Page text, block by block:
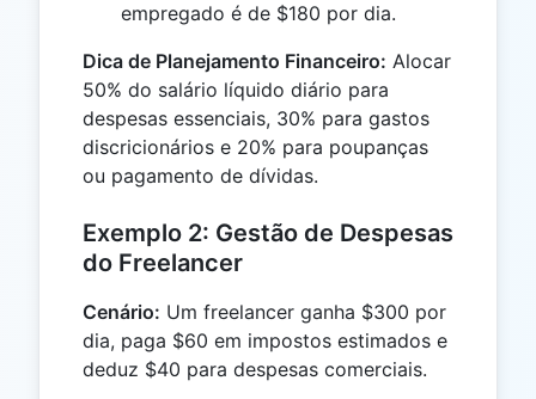
=
empregado é de $180 por dia.
Dica de Planejamento Financeiro: Alocar
50% do salário líquido diário para
despesas essenciais, 30% para gastos
discricionários e 20% para poupanças
ou pagamento de dívidas.
Exemplo 2: Gestão de Despesas
do Freelancer
Cenário: Um freelancer ganha $300 por
dia, paga $60 em impostos estimados e
deduz $40 para despesas comerciais.